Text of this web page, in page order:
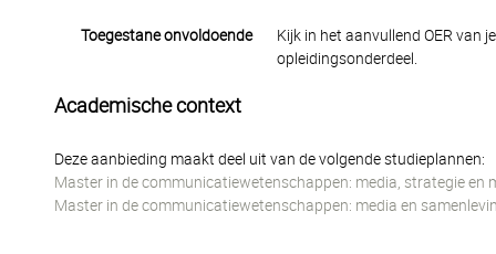
Toegestane onvoldoende
Kijk in het aanvullend OER van
opleidingsonderdeel.
Academische context
Deze aanbieding maakt deel uit van de volgende studieplannen:
Master in de communicatiewetenschappen: media, strategie en
Master in de communicatiewetenschappen: media en